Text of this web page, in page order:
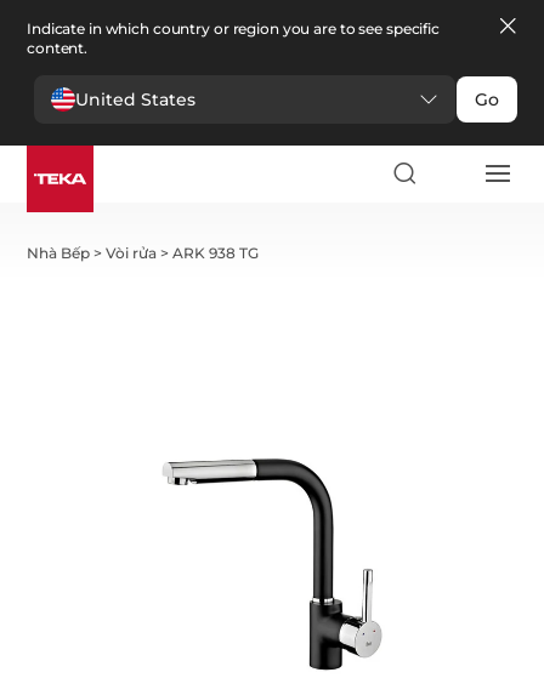
Indicate in which country or region you are to see specific
content.
United States Go
Nhà Bếp >Vòi rửa >ARK 938 TG